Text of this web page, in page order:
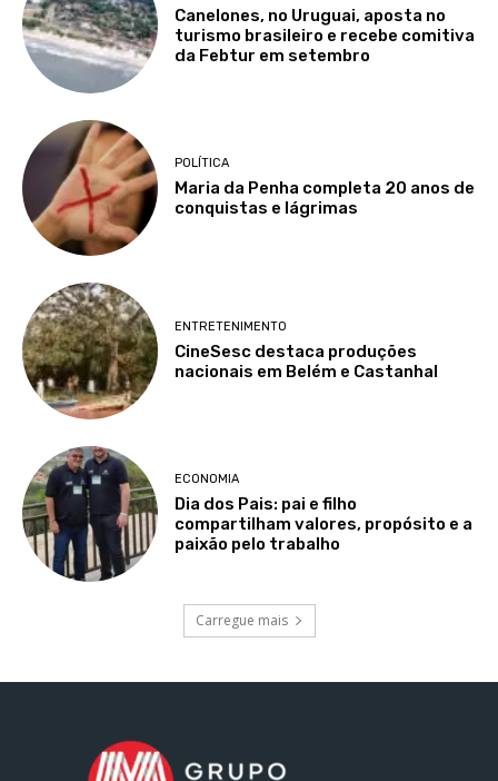
Canelones, no Uruguai, aposta no
turismo brasileiro e recebe comitiva
da Febtur em setembro
POLÍTICA
Maria da Penha completa 20 anos de
conquistas e lágrimas
ENTRETENIMENTO
CineSesc destaca produções
nacionais em Belém e Castanhal
ECONOMIA
Dia dos Pais: pai e filho
compartilham valores, propósito e a
paixão pelo trabalho
Carregue mais